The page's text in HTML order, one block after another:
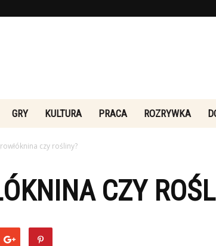
GRY KULTURA PRACA ROZRYWKA
czy rośliny?
CZY